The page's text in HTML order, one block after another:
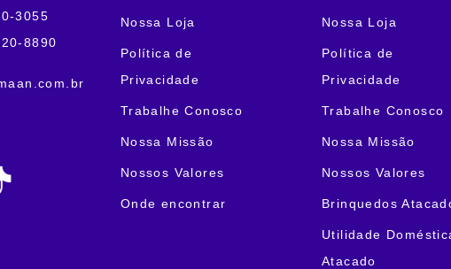
3055
8890
Nossa Loja
Política de
Privacidade
Trabalhe Conosco
Nossa Missão
Nossos Valores
Onde encontrar
Nossa Loja
Política de
Privacidade
Trabalhe Conosco
Nossa Missão
Nossos Valores
Brinquedos
Utilidade
Atacado